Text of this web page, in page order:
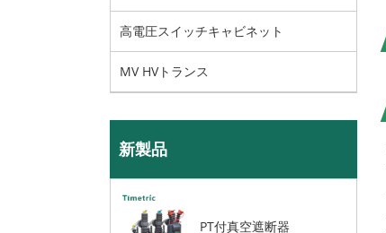
高電圧スイッチキャビネット
MV HVトランス
新製品
PT付真空遮断器